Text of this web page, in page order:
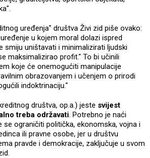
uređenja" društva Živi zid piše ovako:
u kojem moral dolazi ispred
smiju uništavati i minimalizirati ljudski
maksimalizirao profit." To bi učinili
koje će onemogućiti manipulacije
obrazovanjem i učenjem o prirodi
indoktrinaciju."
društva, op.a.) jeste svijest
treba održavati. Potrebno je naći
se ograničiti politička, ekonomska, vojna i
ili pravne osobe, jer u društvu
pravde i demokracije, zaključuje u svom